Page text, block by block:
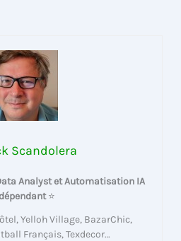
Scandolera
Analyst et Automatisation IA
⭐
Yelloh Village, BazarChic,
Français, Texdecor…